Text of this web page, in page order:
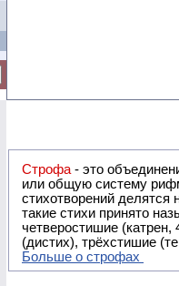
Строфа - это объединение двух
или общую систему рифм, и регулярно или периодически
стихотворений делятся на строфы и т.о. являются строфическими.
такие стихи принято называть астрофическими. Самая популярная строфа в русской поэзии -
четверостишие
(дистих), трёхстишие
Больше о строфах